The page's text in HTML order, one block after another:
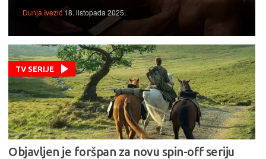
Dunja Ivezić18. listopada 2025.
TV SERIJE
Objavljen je foršpan za novu spin-off seriju